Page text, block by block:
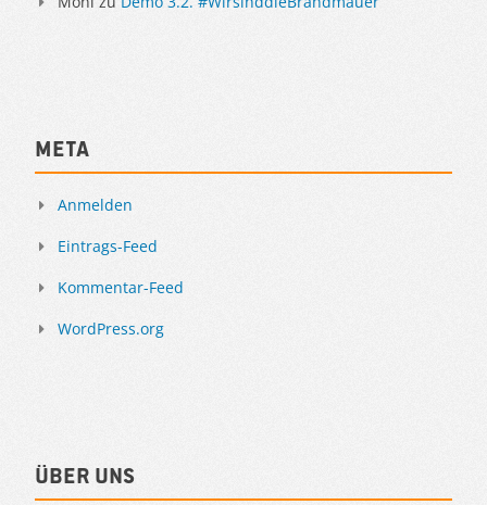
Meta
Anmelden
Eintrags-Feed
Kommentar-Feed
WordPress.org
Über uns